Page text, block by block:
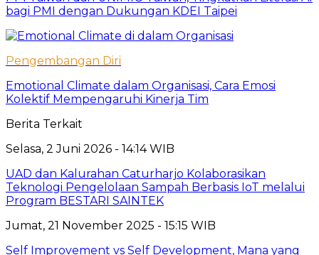
bagi PMI dengan Dukungan KDEI Taipei
Pengembangan Diri
Emotional Climate dalam Organisasi, Cara Emosi
Kolektif Mempengaruhi Kinerja Tim
Berita Terkait
Selasa, 2 Juni 2026 - 14:14 WIB
UAD dan Kalurahan Caturharjo Kolaborasikan
Teknologi Pengelolaan Sampah Berbasis IoT melalui
Program BESTARI SAINTEK
Jumat, 21 November 2025 - 15:15 WIB
Self Improvement vs Self Development, Mana yang